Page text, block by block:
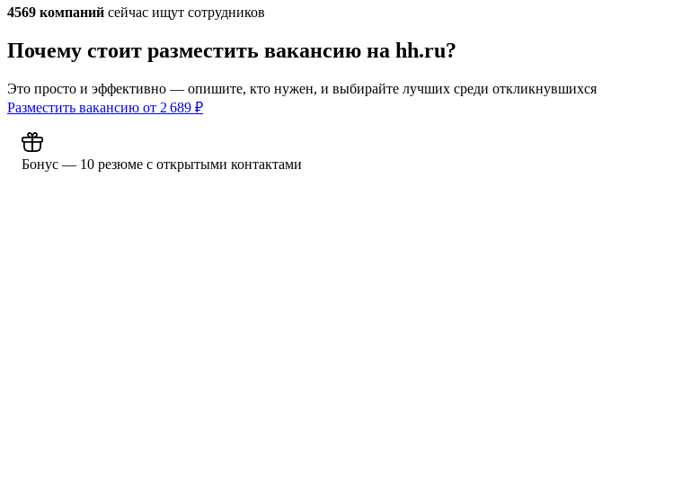
4569 компаний сейчас ищут сотрудников
Почему стоит разместить вакансию на hh.ru?
Это просто и эффективно — опишите, кто нужен, и выбирайте лучших среди откликнувшихся
Разместить вакансию от 2 689 ₽
Бонус — 10 резюме с открытыми контактами